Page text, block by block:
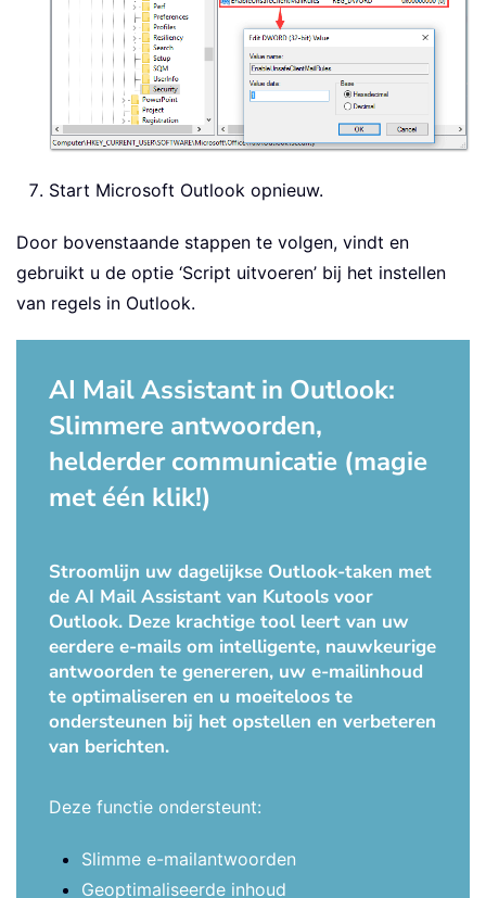
Start Microsoft Outlook opnieuw.
Door bovenstaande stappen te volgen, vindt en
gebruikt u de optie ‘Script uitvoeren’ bij het instellen
van regels in Outlook.
AI Mail Assistant in Outlook:
Slimmere antwoorden,
helderder communicatie (magie
met één klik!)
Stroomlijn uw dagelijkse Outlook-taken met
de AI Mail Assistant van Kutools voor
Outlook. Deze krachtige tool leert van uw
eerdere e-mails om intelligente, nauwkeurige
antwoorden te genereren, uw e-mailinhoud
te optimaliseren en u moeiteloos te
ondersteunen bij het opstellen en verbeteren
van berichten.
Deze functie ondersteunt:
Slimme e-mailantwoorden
Geoptimaliseerde inhoud